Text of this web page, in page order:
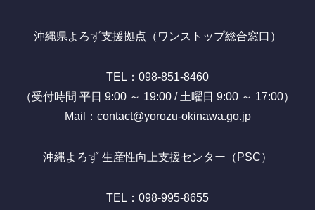
沖縄県よろず支援拠点（ワンストップ総合窓口）
TEL：098-851-8460
（受付時間 平日 9:00 ～ 19:00 / 土曜日 9:00 ～ 17:00）
Mail：contact@yorozu-okinawa.go.jp
沖縄よろず 生産性向上支援センター（PSC）
TEL：098-995-8655